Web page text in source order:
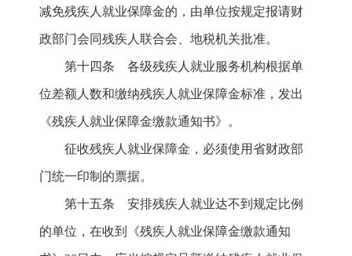
减免残疾人就业保障金的，由单位按规定报请财
政部门会同残疾人联合会、地税机关批准。
第十四条 各级残疾人就业服务机构根据单
位差额人数和缴纳残疾人就业保障金标准，发出
《残疾人就业保障金缴款通知书》。
征收残疾人就业保障金，必须使用省财政部
门统一印制的票据。
第十五条 安排残疾人就业达不到规定比例
的单位，在收到《残疾人就业保障金缴款通知